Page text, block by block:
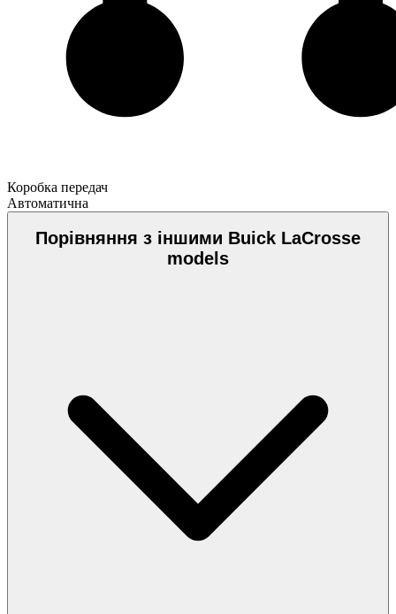
Коробка передач
Автоматична
Порівняння з іншими Buick LaCrosse
models